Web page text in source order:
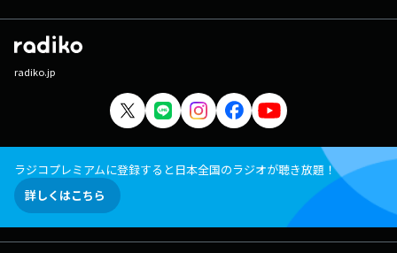
radiko.jp
ラジコプレミアムに登録すると日本全国のラジオが聴き放題！
詳しくはこちら